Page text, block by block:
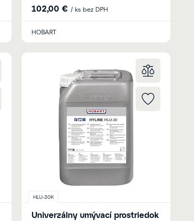
102,00 € / ks bez DPH
HOBART
HLU-30K
Univerzálny umývací prostriedok